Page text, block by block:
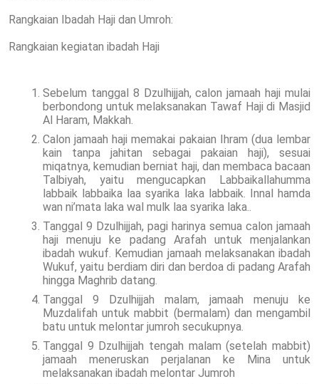
Rangkaian Ibadah Haji dan Umroh:
Rangkaian kegiatan ibadah Haji
Sebelum tanggal 8 Dzulhijjah, calon jamaah haji mulai
berbondong untuk melaksanakan Tawaf Haji di Masjid
Al Haram, Makkah.
Calon jamaah haji memakai pakaian Ihram (dua lembar
kain tanpa jahitan sebagai pakaian haji), sesuai
miqatnya, kemudian berniat haji, dan membaca bacaan
Talbiyah, yaitu mengucapkan Labbaikallahumma
labbaik labbaika laa syarika laka labbaik. Innal hamda
wan ni’mata laka wal mulk laa syarika laka..
Tanggal 9 Dzulhijjah, pagi harinya semua calon jamaah
haji menuju ke padang Arafah untuk menjalankan
ibadah wukuf. Kemudian jamaah melaksanakan ibadah
Wukuf, yaitu berdiam diri dan berdoa di padang Arafah
hingga Maghrib datang.
Tanggal 9 Dzulhijjah malam, jamaah menuju ke
Muzdalifah untuk mabbit (bermalam) dan mengambil
batu untuk melontar jumroh secukupnya.
Tanggal 9 Dzulhijjah tengah malam (setelah mabbit)
jamaah meneruskan perjalanan ke Mina untuk
melaksanakan ibadah melontar Jumroh